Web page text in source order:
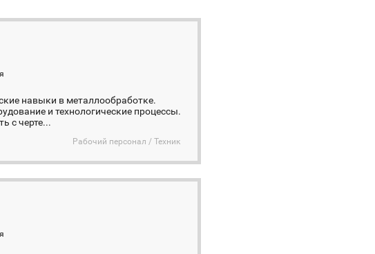
навыки в металлообработке.
и технологические процессы.
с черте...
Рабочий персонал / Техник